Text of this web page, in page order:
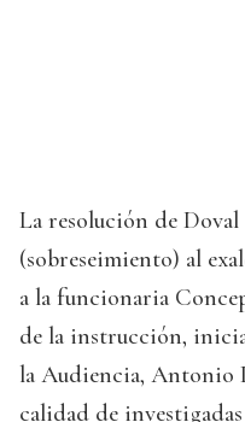
La resolución de Doval
(sobreseimiento) al
a la funcionaria
de la instrucción,
la Audiencia, Antonio
calidad de